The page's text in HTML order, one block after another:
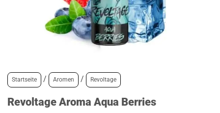
Startseite / Aromen / Revoltage
Revoltage Aroma Aqua Berries